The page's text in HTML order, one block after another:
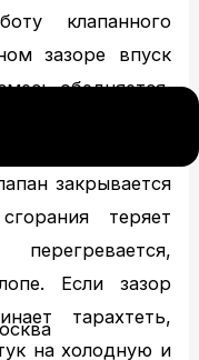
клапанного
зазоре впуск
обедняется,
закрывается
теряет
Если зазор
тарахтеть,
на холодную и